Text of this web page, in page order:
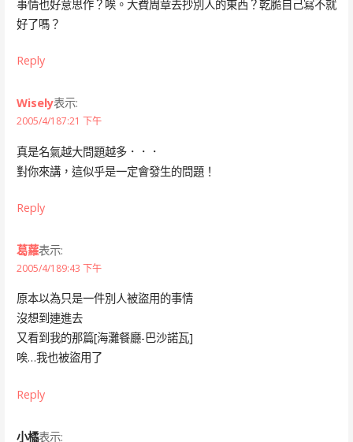
事情也好意思作？唉。大費周章去抄別人的東西？乾脆自己寫不就
好了嗎？
Reply
Wisely表示:
2005/4/187:21 下午
真是名氣越大問題越多．．．
對你來講，這似乎是一定會發生的問題！
Reply
葛蘿表示:
2005/4/189:43 下午
原本以為只是一件別人被盜用的事情
沒想到連進去
又看到我的那篇[海灘餐廳-巴沙諾瓦]
唉…我也被盜用了
Reply
小橘表示: